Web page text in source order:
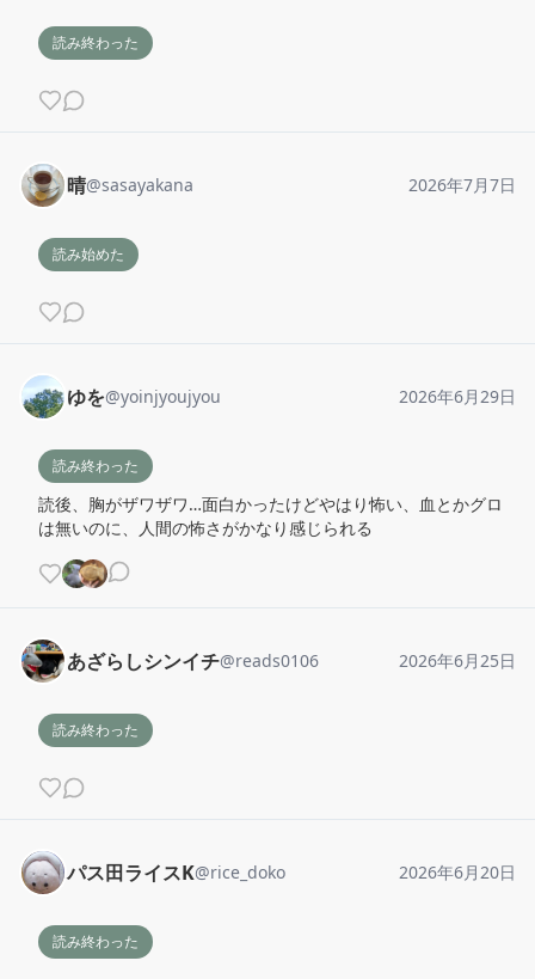
読み終わった
晴@sasayakana 2026年7月7日
読み始めた
ゆを@yoinjyoujyou 2026年6月29日
読み終わった
読後、胸がザワザワ…面白かったけどやはり怖い、血とかグロ
は無いのに、人間の怖さがかなり感じられる
あざらしシンイチ@reads0106 2026年6月25日
読み終わった
パス田ライスK@rice_doko 2026年6月20日
読み終わった